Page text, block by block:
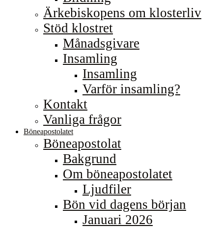
Ärkebiskopens om klosterliv
Stöd klostret
Månadsgivare
Insamling
Insamling
Varför insamling?
Kontakt
Vanliga frågor
Böneapostolatet
Böneapostolat
Bakgrund
Om böneapostolatet
Ljudfiler
Bön vid dagens början
Januari 2026